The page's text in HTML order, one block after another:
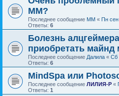
ММ?
Последнее сообщение ММ « Пн сен
Ответы: 6
Болезнь
приобретать майнд
Последнее сообщение Далила « Сб
Ответы: 6
MindSpa или
Последнее сообщение ЛИЛИЯ-Р «
Ответы: 1